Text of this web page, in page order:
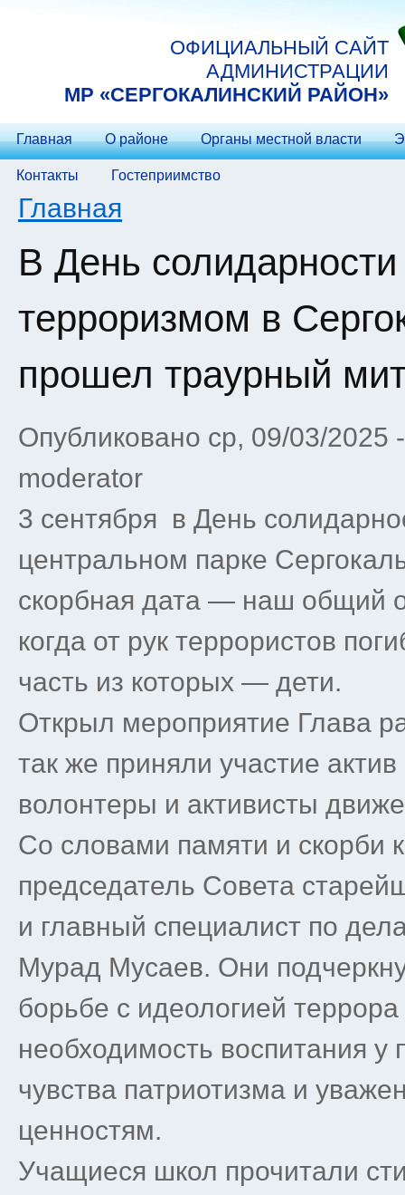
ОФИЦИАЛЬНЫЙ САЙТ
АДМИНИСТРАЦИИ
МP «СЕРГОКАЛИНСКИЙ РАЙОН»
Главная О районе Органы местной власти
Контакты Гостеприимство
Вы здесь
Главная
В День
терроризмом в
прошел траурный
Опубликовано ср, 09/03/2025
moderator
3 сентября в День
центральном парке
скорбная дата — наш общий
когда от рук террористов
часть из которых — дети.
Открыл мероприятие Глава
так же приняли участие
волонтеры и активисты
Со словами памяти и скорби
председатель Совета
и главный специалист по
Мурад Мусаев. Они
борьбе с идеологией
необходимость воспитания
чувства патриотизма и
ценностям.
Учащиеся школ прочитали